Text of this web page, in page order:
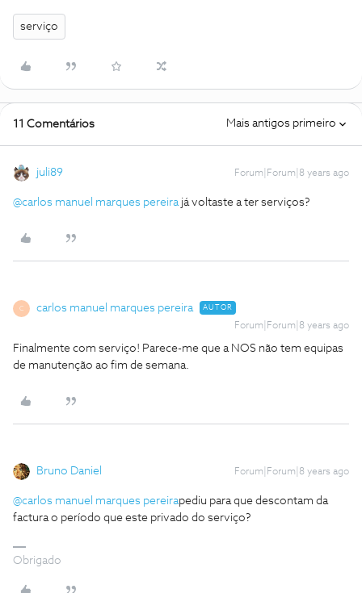
serviço
11 Comentários Mais antigos primeiro
juli89 Forum|Forum|8 years ago
@carlos manuel marques pereirajá voltaste a ter serviços?
C carlos manuel marques pereira AUTOR
Forum|Forum|8 years ago
Finalmente com serviço! Parece-me que a NOS não tem equipas
de manutenção ao fim de semana.
Bruno Daniel Forum|Forum|8 years ago
@carlos manuel marques pereirapediu para que descontam da
factura o período que este privado do serviço?
Obrigado